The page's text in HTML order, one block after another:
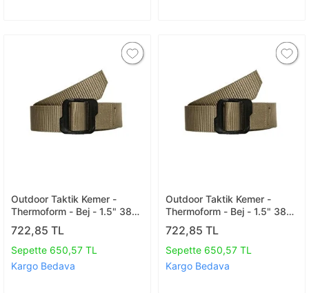
Outdoor Taktik Kemer -
Thermoform - Bej - 1.5" 38
Mm 150 Cm
722,85 TL
Sepette 650,57 TL
Kargo Bedava
Outdoor Taktik Kemer -
Thermoform - Bej - 1.5" 38
Mm 140 Cm
722,85 TL
Sepette 650,57 TL
Kargo Bedava